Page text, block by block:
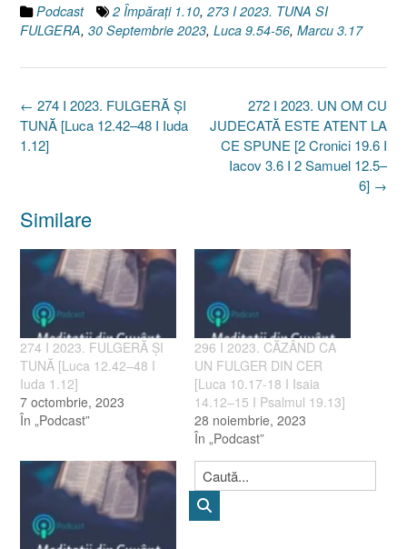
Podcast 2 Împăraţi 1.10, 273 I 2023. TUNA SI
FULGERA, 30 Septembrie 2023, Luca 9.54-56, Marcu 3.17
Post
navigation
272 I 2023. UN OM CU
JUDECATĂ ESTE ATENT LA
CE SPUNE [2 Cronici 19.6 I
Iacov 3.6 I 2 Samuel 12.5–
6] →
← 274 I 2023. FULGERĂ ȘI
TUNĂ [Luca 12.42–48 I Iuda
1.12]
Similare
274 I 2023. FULGERĂ ȘI
TUNĂ [Luca 12.42–48 I
Iuda 1.12]
7 octombrie, 2023
În „Podcast”
296 I 2023. CĂZÂND CA
UN FULGER DIN CER
[Luca 10.17-18 I Isaia
14.12–15 I Psalmul 19.13]
28 noiembrie, 2023
În „Podcast”